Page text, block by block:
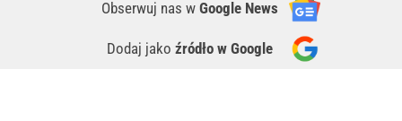
Obserwuj nas w Google News
Dodaj jako źródło w Google